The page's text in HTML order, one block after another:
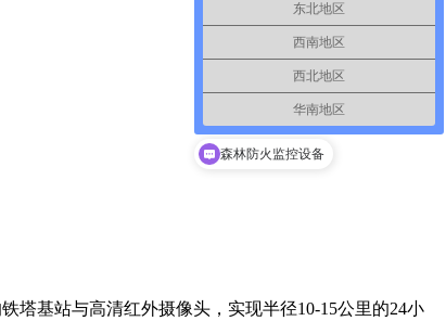
塔基站与高清红外摄像头，实现半径10-15公里的24小
东北地区
西南地区
西北地区
华南地区